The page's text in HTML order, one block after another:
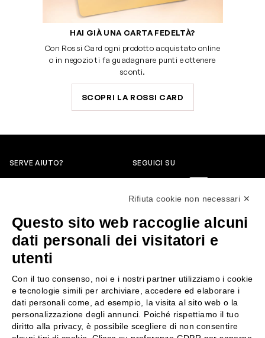
HAI GIÀ UNA CARTA FEDELTÀ?
Con Rossi Card ogni prodotto acquistato online
o in negozio ti fa guadagnare punti e ottenere
sconti.
SCOPRI LA ROSSI CARD
SERVE AIUTO?
servizioclienti@rossiprofumi.it
SEGUICI SU
SERVIZIO CLIENTI
Resi e rimborsi
Pagamenti
Spedizione
Condizioni generali di vendita
Chi siamo
Contattaci
Negozi
Attiva la Rossi Card
Rifiuta cookie non necessari ✕
Questo sito web raccoglie alcuni
dati personali dei visitatori e
utenti
Con il tuo consenso, noi e i nostri partner utilizziamo i cookie
e tecnologie simili per archiviare, accedere ed elaborare i
dati personali come, ad esempio, la visita al sito web o la
personalizzazione degli annunci. Poiché rispettiamo il tuo
diritto alla privacy, è possibile scegliere di non consentire